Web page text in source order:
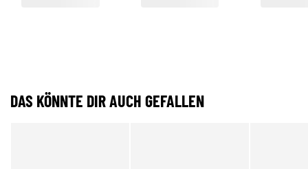
DAS KÖNNTE DIR AUCH GEFALLEN